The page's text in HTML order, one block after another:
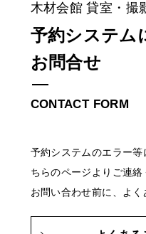
木材会館 貸室・撮
予約システム
お問合せ
CONTACT FORM
予約システムのエラー
ちらのページよりご連絡
お問い合わせ前に、よく